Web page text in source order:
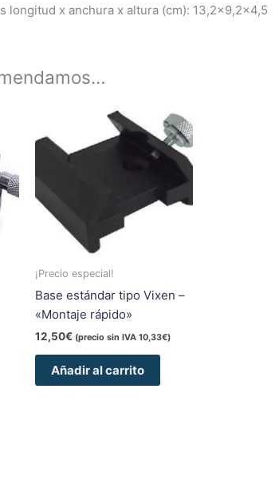
longitud x anchura x altura (cm): 13,2×9,2×4,5
¡Precio especial!
Base estándar tipo Vixen –
«Montaje rápido»
12,50€ (precio sin IVA10,33€)
Añadir al carrito